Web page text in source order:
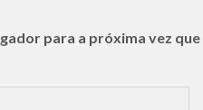
para a próxima vez que